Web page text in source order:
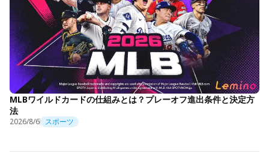
MLBワイルドカードの仕組みとは？プレーオフ進出条件と決定方
法
2026/8/6 スポーツ